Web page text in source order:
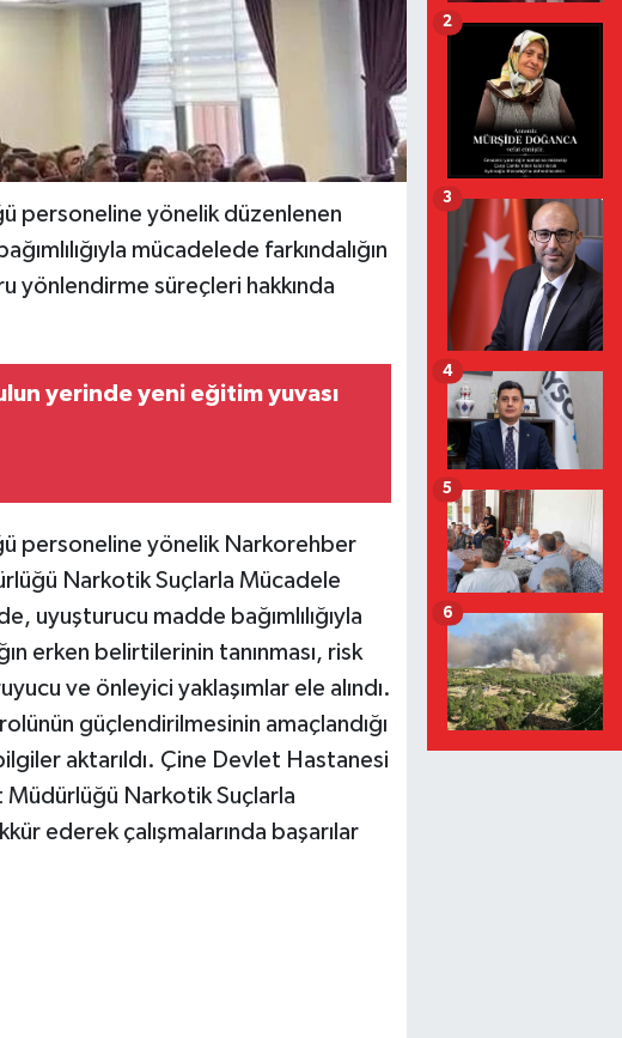
personeline yönelik düzenlenen
mücadelede farkındalığın
yönlendirme süreçleri hakkında
yerinde yeni eğitim yuvası
personeline yönelik Narkorehber
Narkotik Suçlarla Mücadele
uyuşturucu madde bağımlılığıyla
erken belirtilerinin tanınması, risk
ve önleyici yaklaşımlar ele alındı.
güçlendirilmesinin amaçlandığı
aktarıldı. Çine Devlet Hastanesi
Müdürlüğü Narkotik Suçlarla
ederek çalışmalarında başarılar
2
3
4
5
6